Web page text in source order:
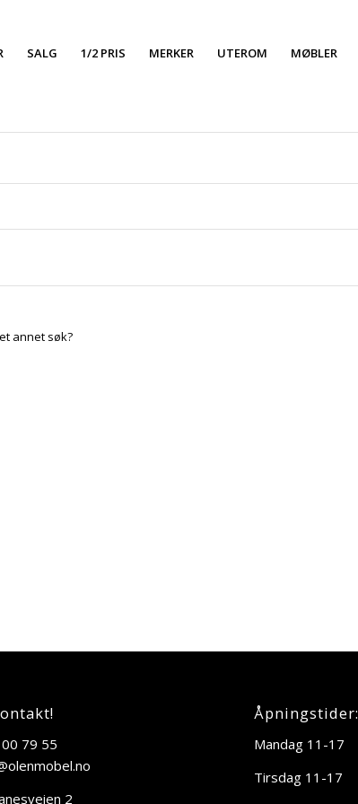
SALG 1/2 PRIS MERKER UTEROM MØBLER
annet søk?
79 55
2
Åpningstider:
Mandag 11-17
Tirsdag 11-17